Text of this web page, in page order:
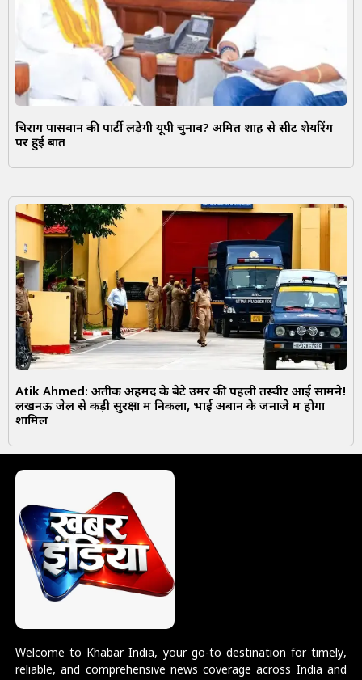
चिराग पासवान की पार्टी लड़ेगी यूपी चुनाव? अमित शाह से सीट शेयरिंग
पर हुई बात
Atik Ahmed: अतीक अहमद के बेटे उमर की पहली तस्वीर आई सामने!
लखनऊ जेल से कड़ी सुरक्षा में निकला, भाई अबान के जनाजे में होगा
शामिल
Welcome to Khabar India, your go-to destination for timely,
reliable, and comprehensive news coverage across India and